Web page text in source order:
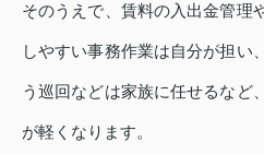
そのうえで、賃料の入出金管理
しやすい事務作業は自分が担い
う巡回などは家族に任せるなど
が軽くなります。